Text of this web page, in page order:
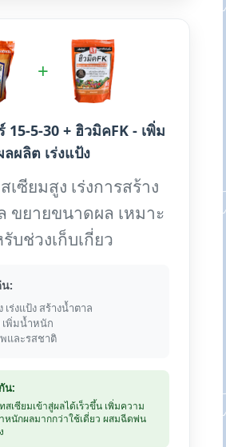
+
15-5-30 + ฮิวมิคFK - เพิ่ม
ลผลิต เร่งแป้ง
ซียมสูง เร่งการสร้าง
ขยายขนาดผล เหมาะ
บช่วงเก็บเกี่ยว
:
ร่งแป้ง สร้างน้ำตาล
เพิ่มน้ำหนัก
และรสชาติ
น:
เซียมเข้าสู่ผลได้เร็วขึ้น เพิ่มความ
หนักผลมากกว่าใช้เดี่ยว ผสมฉีดพ่น